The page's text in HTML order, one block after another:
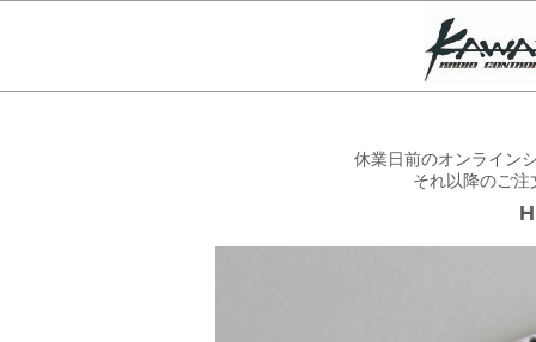
休業日前のオンライン
それ以降のご